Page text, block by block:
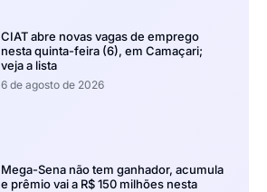
CIAT abre novas vagas de emprego
nesta quinta-feira (6), em Camaçari;
veja a lista
6 de agosto de 2026
Mega-Sena não tem ganhador, acumula
e prêmio vai a R$ 150 milhões nesta